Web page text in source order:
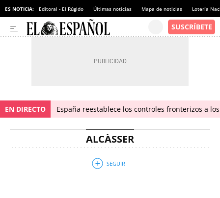
ES NOTICIA: Editoral - El Rúgido Últimas noticias Mapa de noticias Lotería
EN DIRECTO España reestablece los controles fronterizos a
ALCÀSSER